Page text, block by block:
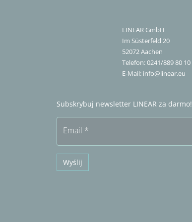
LINEAR GmbH
Im Süsterfeld 20
52072Aachen
Telefon:0241/889 80 10
E-Mail: info@linear.eu
Subskrybuj newsletter LINEAR za darmo!
Email *
Wyślij